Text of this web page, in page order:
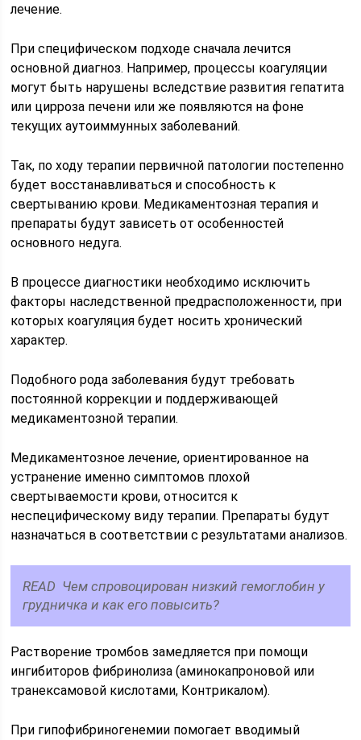
лечение.
При специфическом подходе сначала лечится
основной диагноз. Например, процессы коагуляции
могут быть нарушены вследствие развития гепатита
или цирроза печени или же появляются на фоне
текущих аутоиммунных заболеваний.
Так, по ходу терапии первичной патологии постепенно
будет восстанавливаться и способность к
свертыванию крови. Медикаментозная терапия и
препараты будут зависеть от особенностей
основного недуга.
В процессе диагностики необходимо исключить
факторы наследственной предрасположенности, при
которых коагуляция будет носить хронический
характер.
Подобного рода заболевания будут требовать
постоянной коррекции и поддерживающей
медикаментозной терапии.
Медикаментозное лечение, ориентированное на
устранение именно симптомов плохой
свертываемости крови, относится к
неспецифическому виду терапии. Препараты будут
назначаться в соответствии с результатами анализов.
READ Чем спровоцирован низкий гемоглобин у
грудничка и как его повысить?
Растворение тромбов замедляется при помощи
ингибиторов фибринолиза (аминокапроновой или
транексамовой кислотами, Контрикалом).
При гипофибриногенемии помогает вводимый